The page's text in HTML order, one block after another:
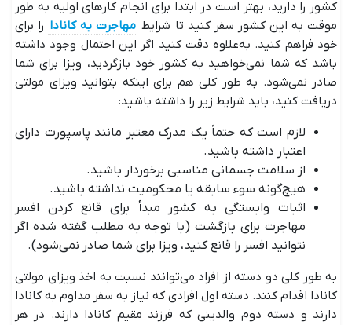
کشور را دارید، بهتر است در ابتدا برای انجام کارهای اولیه به طور
موقت به این کشور سفر کنید تا شرایط مهاجرت به کانادا را برای
خود فراهم کنید. به‌علاوه دقت کنید اگر این احتمال وجود داشته
باشد که شما نمی‌خواهید به کشور خود بازگردید، ویزا برای شما
صادر نمی‌شود. به طور کلی هم برای اینکه بتوانید ویزای مولتی
دریافت کنید، باید شرایط زیر را داشته باشید:
لازم است که حتماً یک مدرک معتبر مانند پاسپورت دارای
اعتبار داشته باشید.
از سلامت جسمانی مناسبی برخوردار باشید.
هیچ‌گونه سوء سابقه یا محکومیت نداشته باشید.
اثبات وابستگی به کشور مبدأ برای قانع کردن افسر
مهاجرت برای بازگشت (با توجه به مطلب گفته شده اگر
نتوانید افسر را قانع کنید، ویزا برای شما صادر نمی‌شود).
به طور کلی دو دسته از افراد می‌توانند نسبت به اخذ ویزای مولتی
کانادا اقدام کنند. دسته اول افرادی که نیاز به سفر مداوم به کانادا
دارند و دسته دوم والدینی که فرزند مقیم کانادا دارند. در هر